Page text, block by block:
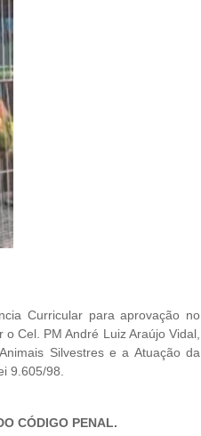
Curricular para aprovação no
Cel. PM André Luiz Araújo Vidal,
Silvestres e a Atuação da
9.605/98.
CÓDIGO PENAL.